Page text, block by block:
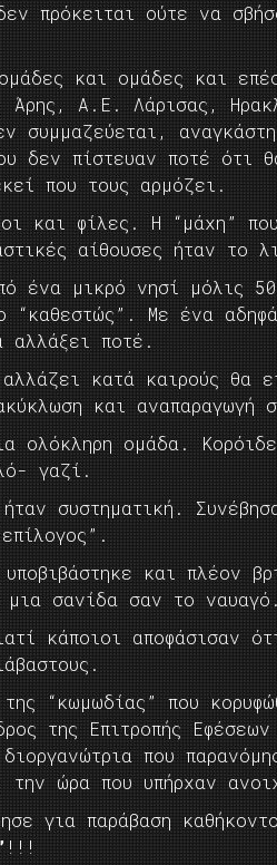
πρόκειται ούτε να
και ομάδες και
Άρης, Α.Ε. Λάρισας,
συμμαζεύεται,
δεν πίστευαν ποτέ ότι
που τους αρμόζει.
και φίλες. Η “μάχη”
αίθουσες ήταν το
ένα μικρό νησί μόλις
“καθεστώς”. Με ένα
αλλάξει ποτέ.
κατά καιρούς θα
και
ολόκληρη ομάδα.
γαζί.
συστηματική.
και πλέον
μια σανίδα σαν το ναυαγό.
κάποιοι αποφάσισαν
της “κωμωδίας” που
της Επιτροπής
που
την ώρα που υπήρχαν
για παράβαση
!!!